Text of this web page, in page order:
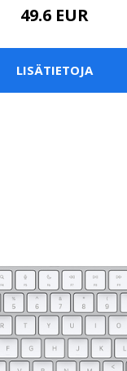
49.6 EUR
LISÄTIETOJA